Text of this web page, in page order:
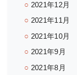
2021年12月
2021年11月
2021年10月
2021年9月
2021年8月